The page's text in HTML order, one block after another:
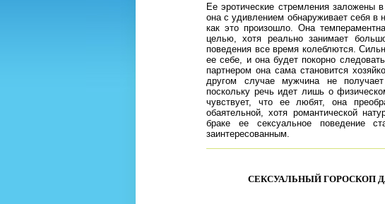
Ее эротические стремления заложены
она с удивлением обнаруживает себя в
как это произошло. Она
целью, хотя реально занимает
поведения все время колеблются.
ее себе, и она будет покорно
партнером она сама становится
другом случае мужчина не
поскольку речь идет лишь о
чувствует, что ее любят, она
обаятельной, хотя романтической
браке ее сексуальное поведение
заинтересованным.
СЕКСУАЛЬНЫЙ ГОРОСКОП